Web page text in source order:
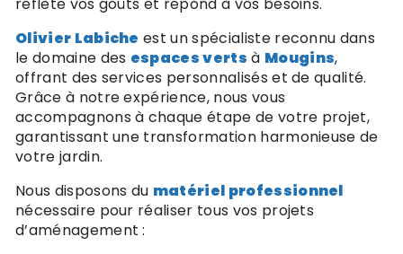
reflète vos goûts et répond à vos besoins.
Olivier Labiche est un spécialiste reconnu dans
le domaine des espaces verts à Mougins,
offrant des services personnalisés et de qualité.
Grâce à notre expérience, nous vous
accompagnons à chaque étape de votre projet,
garantissant une transformation harmonieuse de
votre jardin.
Nous disposons du matériel professionnel
nécessaire pour réaliser tous vos projets
d’aménagement :